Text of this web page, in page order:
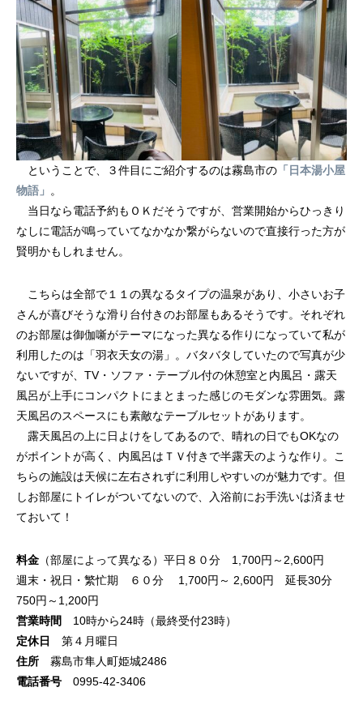
ということで、３件目にご紹介するのは霧島市の 「日本湯小屋
物語」 。
当日なら電話予約もＯＫだそうですが、営業開始からひっきり
なしに電話が鳴っていてなかなか繋がらないので直接行った方が
賢明かもしれません。
こちらは全部で１１の異なるタイプの温泉があり、小さいお子
さんが喜びそうな滑り台付きのお部屋もあるそうです。それぞれ
のお部屋は御伽噺がテーマになった異なる作りになっていて私が
利用したのは「羽衣天女の湯」。バタバタしていたので写真が少
ないですが、TV・ソファ・テーブル付の休憩室と内風呂・露天
風呂が上手にコンパクトにまとまった感じのモダンな雰囲気。露
天風呂のスペースにも素敵なテーブルセットがあります。
露天風呂の上に日よけをしてあるので、晴れの日でもOKなの
がポイントが高く、内風呂はＴＶ付きで半露天のような作り。こ
ちらの施設は天候に左右されずに利用しやすいのが魅力です。但
しお部屋にトイレがついてないので、入浴前にお手洗いは済ませ
ておいて！
料金 （部屋によって異なる）平日８０分 1,700円～2,600円
週末・祝日・繁忙期 ６０分 1,700円～ 2,600円 延長30分
750円～1,200円
営業時間
10時から24時（最終受付23時）
定休日
第４月曜日
住所 霧島市隼人町姫城2486
電話番号 0995-42-3406